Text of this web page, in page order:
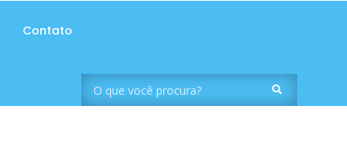
Contato